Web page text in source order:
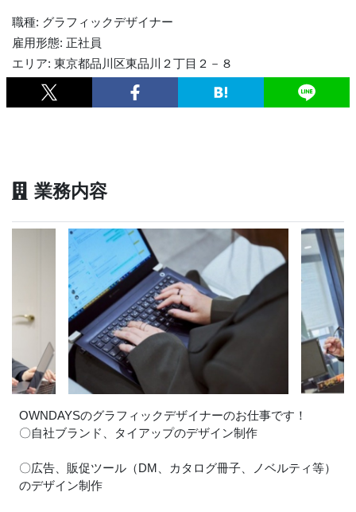
職種: グラフィックデザイナー
雇用形態: 正社員
エリア: 東京都品川区東品川２丁目２－８
業務内容
OWNDAYSのグラフィックデザイナーのお仕事です！
〇自社ブランド、タイアップのデザイン制作
〇広告、販促ツール（DM、カタログ冊子、ノベルティ等）
のデザイン制作